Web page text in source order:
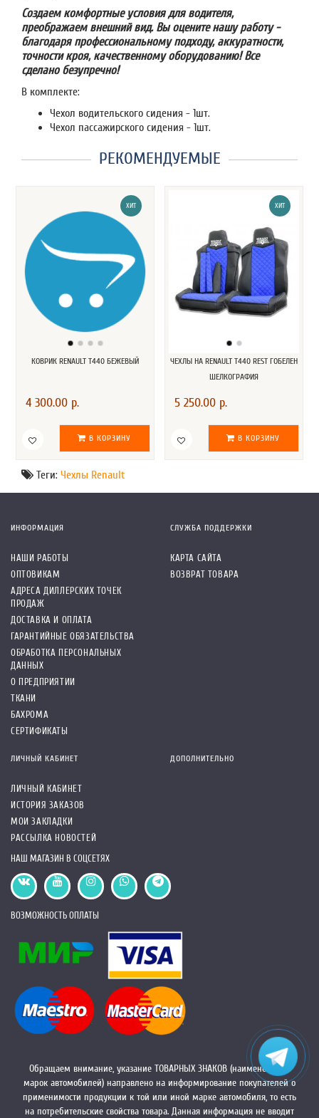
Создаем комфортные условия для водителя,
преображаем внешний вид. Вы оцените нашу работу -
благодаря профессиональному подходу, аккуратности,
точности кроя, качественному оборудованию! Все
сделано безупречно!
В комплекте:
Чехол водительского сидения - 1шт.
Чехол пассажирского сидения - 1шт.
РЕКОМЕНДУЕМЫЕ
ХИТ
КОВРИК RENAULT T440 БЕЖЕВЫЙ
4 300.00 р.
В КОРЗИНУ
ХИТ
ЧЕХЛЫ НА RENAULT T440 REST ГОБЕЛЕН
ШЕЛКОГРАФИЯ
5 250.00 р.
В КОРЗИНУ
Теги: Чехлы Renault
ИНФОРМАЦИЯ
НАШИ РАБОТЫ
ОПТОВИКАМ
АДРЕСА ДИЛЛЕРСКИХ ТОЧЕК
ПРОДАЖ
ДОСТАВКА И ОПЛАТА
ГАРАНТИЙНЫЕ ОБЯЗАТЕЛЬСТВА
ОБРАБОТКА ПЕРСОНАЛЬНЫХ
ДАННЫХ
О ПРЕДПРИЯТИИ
ТКАНИ
БАХРОМА
СЕРТИФИКАТЫ
СЛУЖБА ПОДДЕРЖКИ
КАРТА САЙТА
ВОЗВРАТ ТОВАРА
ЛИЧНЫЙ КАБИНЕТ
ЛИЧНЫЙ КАБИНЕТ
ИСТОРИЯ ЗАКАЗОВ
МОИ ЗАКЛАДКИ
РАССЫЛКА НОВОСТЕЙ
ДОПОЛНИТЕЛЬНО
НАШ МАГАЗИН В СОЦСЕТЯХ
ВОЗМОЖНОСТЬ ОПЛАТЫ
Обращаем внимание, указание ТОВАРНЫХ ЗНАКОВ (наименований
марок автомобилей) направлено на информирование покупателей о
применимости продукции к той или иной марке автомобиля, то есть
на потребительские свойства товара. Данная информация не вводит